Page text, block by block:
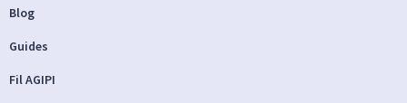
Blog
Guides
Fil AGIPI